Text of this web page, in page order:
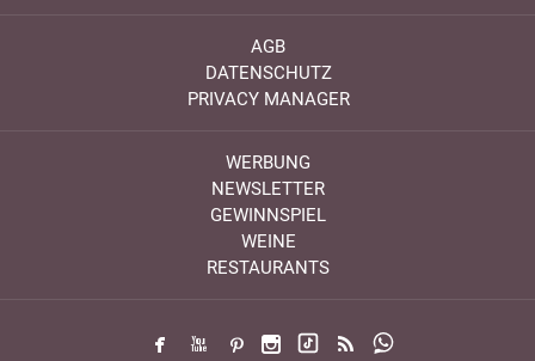
AGB
DATENSCHUTZ
PRIVACY MANAGER
WERBUNG
NEWSLETTER
GEWINNSPIEL
WEINE
RESTAURANTS